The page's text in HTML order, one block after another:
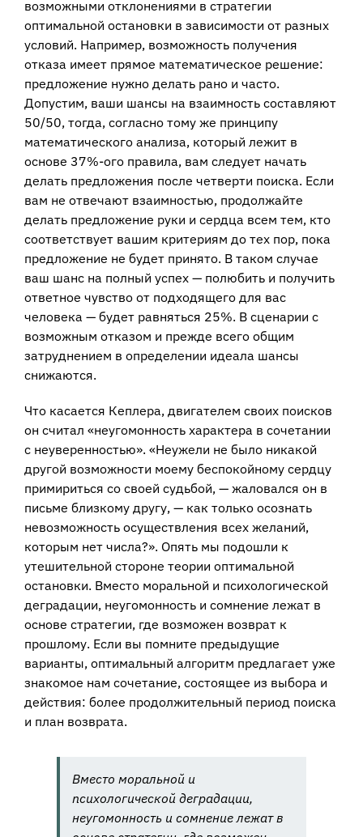
возможными отклонениями в стратегии
оптимальной остановки в зависимости от разных
условий. Например, возможность получения
отказа имеет прямое математическое решение:
предложение нужно делать рано и часто.
Допустим, ваши шансы на взаимность составляют
50/50, тогда, согласно тому же принципу
математического анализа, который лежит в
основе 37%-ого правила, вам следует начать
делать предложения после четверти поиска. Если
вам не отвечают взаимностью, продолжайте
делать предложение руки и сердца всем тем, кто
соответствует вашим критериям до тех пор, пока
предложение не будет принято. В таком случае
ваш шанс на полный успех — полюбить и получить
ответное чувство от подходящего для вас
человека — будет равняться 25%. В сценарии с
возможным отказом и прежде всего общим
затруднением в определении идеала шансы
снижаются.
Что касается Кеплера, двигателем своих поисков
он считал «неугомонность характера в сочетании
с неуверенностью». «Неужели не было никакой
другой возможности моему беспокойному сердцу
примириться со своей судьбой, — жаловался он в
письме близкому другу, — как только осознать
невозможность осуществления всех желаний,
которым нет числа?». Опять мы подошли к
утешительной стороне теории оптимальной
остановки. Вместо моральной и психологической
деградации, неугомонность и сомнение лежат в
основе стратегии, где возможен возврат к
прошлому. Если вы помните предыдущие
варианты, оптимальный алгоритм предлагает уже
знакомое нам сочетание, состоящее из выбора и
действия: более продолжительный период поиска
и план возврата.
Вместо моральной и
психологической деградации,
неугомонность и сомнение лежат в